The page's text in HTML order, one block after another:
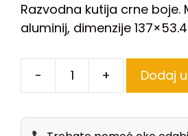
Razvodna kutija crne boje.
aluminij, dimenzije
- + Dodaj